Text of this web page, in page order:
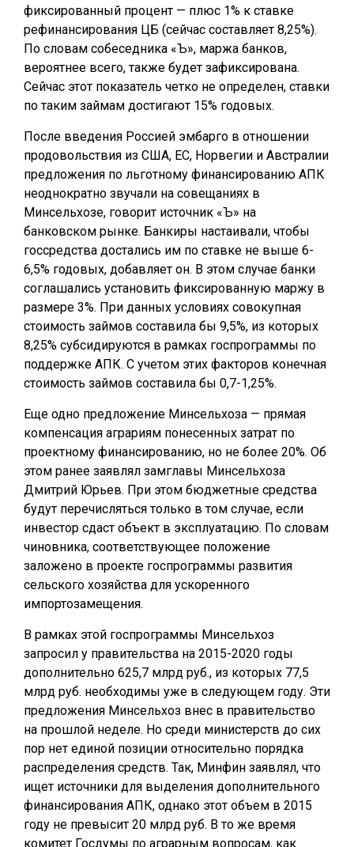
фиксированный процент — плюс 1% к ставке
рефинансирования ЦБ (сейчас составляет 8,25%).
По словам собеседника «Ъ», маржа банков,
вероятнее всего, также будет зафиксирована.
Сейчас этот показатель четко не определен, ставки
по таким займам достигают 15% годовых.
После введения Россией эмбарго в отношении
продовольствия из США, ЕС, Норвегии и Австралии
предложения по льготному финансированию АПК
неоднократно звучали на совещаниях в
Минсельхозе, говорит источник «Ъ» на
банковском рынке. Банкиры настаивали, чтобы
госсредства достались им по ставке не выше 6-
6,5% годовых, добавляет он. В этом случае банки
соглашались установить фиксированную маржу в
размере 3%. При данных условиях совокупная
стоимость займов составила бы 9,5%, из которых
8,25% субсидируются в рамках госпрограммы по
поддержке АПК. С учетом этих факторов конечная
стоимость займов составила бы 0,7-1,25%.
Еще одно предложение Минсельхоза — прямая
компенсация аграриям понесенных затрат по
проектному финансированию, но не более 20%. Об
этом ранее заявлял замглавы Минсельхоза
Дмитрий Юрьев. При этом бюджетные средства
будут перечисляться только в том случае, если
инвестор сдаст объект в эксплуатацию. По словам
чиновника, соответствующее положение
заложено в проекте госпрограммы развития
сельского хозяйства для ускоренного
импортозамещения.
В рамках этой госпрограммы Минсельхоз
запросил у правительства на 2015-2020 годы
дополнительно 625,7 млрд руб., из которых 77,5
млрд руб. необходимы уже в следующем году. Эти
предложения Минсельхоз внес в правительство
на прошлой неделе. Но среди министерств до сих
пор нет единой позиции относительно порядка
распределения средств. Так, Минфин заявлял, что
ищет источники для выделения дополнительного
финансирования АПК, однако этот объем в 2015
году не превысит 20 млрд руб. В то же время
комитет Госдумы по аграрным вопросам, как